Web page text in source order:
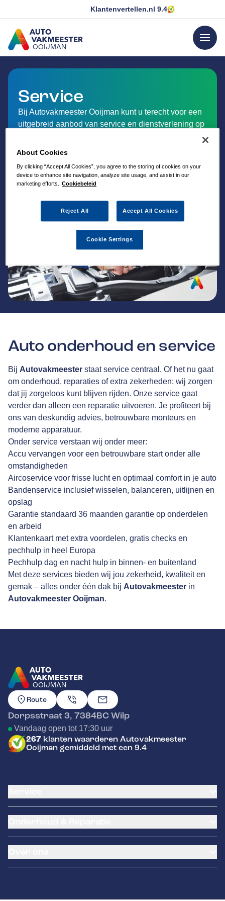
Klantenvertellen.nl 9.4
OOIJMAN
GA NAAR DE HOMEPAGINA
menu
Service
Bij Autovakmeester Ooijman kunt u terecht voor een
uitgebreid aanbod van service en dienstverlening op
Auto onderhoud en service
Bij Autovakmeester staat service centraal. Of het nu gaat
om onderhoud, reparaties of extra zekerheden: wij zorgen
dat jij zorgeloos kunt blijven rijden. Onze service gaat
verder dan alleen een reparatie uitvoeren. Je profiteert bij
ons van deskundig advies, betrouwbare monteurs en
moderne apparatuur.
Onder service verstaan wij onder meer:
Accu vervangen voor een betrouwbare start onder alle
omstandigheden
Aircoservice voor frisse lucht en optimaal comfort in je auto
Bandenservice inclusief wisselen, balanceren, uitlijnen en
opslag
Garantie standaard 36 maanden garantie op onderdelen
en arbeid
Klantenkaart met extra voordelen, gratis checks en
pechhulp in heel Europa
Pechhulp dag en nacht hulp in binnen- en buitenland
Met deze services bieden wij jou zekerheid, kwaliteit en
gemak – alles onder één dak bij Autovakmeester in
Autovakmeester Ooijman.
OOIJMAN
GA NAAR DE HOMEPAGINA
Route
Dorpsstraat 3, 7384BC Wilp
Vandaag open tot 17:30 uur
267 klanten waarderen Autovakmeester
Ooijman gemiddeld met een 9.4
Banden service
Pechhulp
Schade en reparatie
About Cookies
By clicking “Accept All Cookies”, you agree to the storing of cookies on your
device to enhance site navigation, analyze site usage, and assist in our
marketing efforts. Cookiebeleid
Reject All Accept All Cookies
Cookie Settings